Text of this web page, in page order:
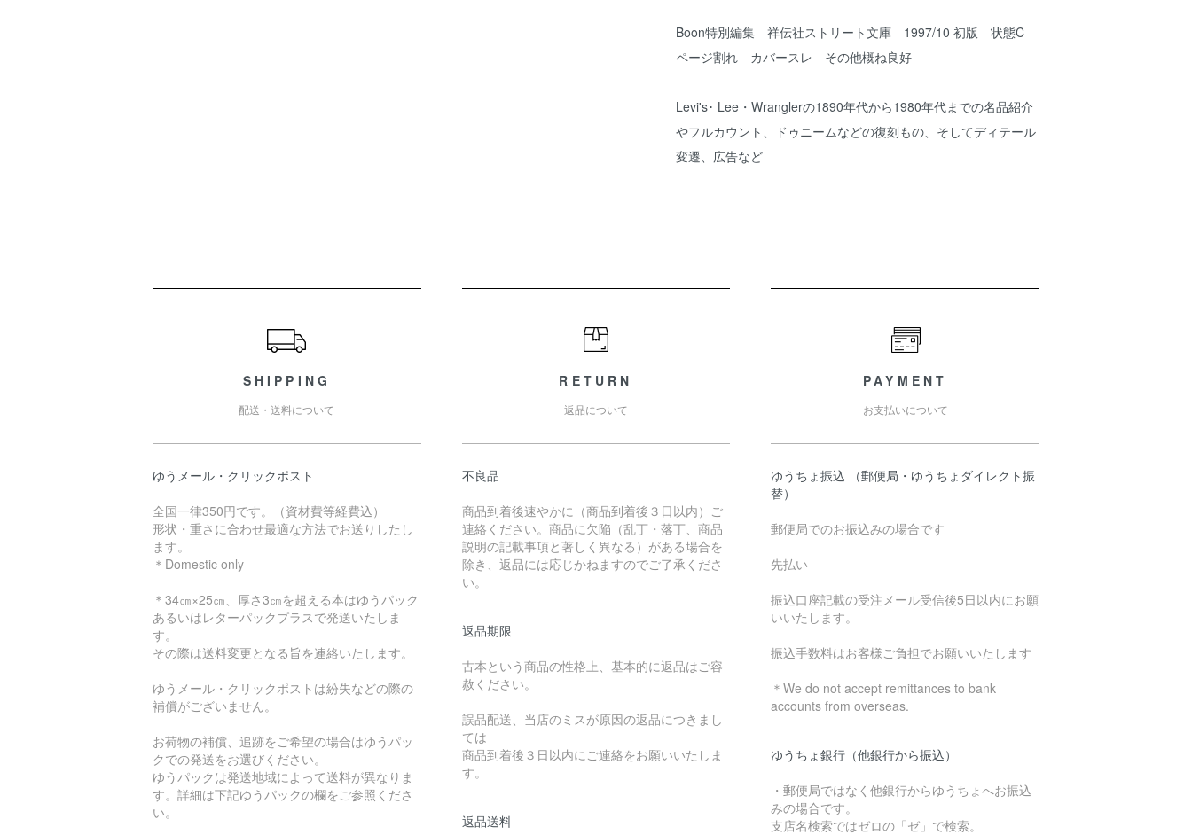
Boon特別編集 祥伝社ストリート文庫 1997/10 初版 状態C
ページ割れ カバースレ その他概ね良好
Levi's･ Lee・Wranglerの1890年代から1980年代までの名品紹介
やフルカウント、ドゥニームなどの復刻もの、そしてディテール
変遷、広告など
SHIPPING
配送・送料について
ゆうメール・クリックポスト
全国一律350円です。（資材費等経費込）
形状・重さに合わせ最適な方法でお送りしたし
ます。
＊Domestic only
＊34㎝×25㎝、厚さ3㎝を超える本はゆうパック
あるいはレターパックプラスで発送いたしま
す。
その際は送料変更となる旨を連絡いたします。
ゆうメール・クリックポストは紛失などの際の
補償がございません。
お荷物の補償、追跡をご希望の場合はゆうパッ
クでの発送をお選びください。
ゆうパックは発送地域によって送料が異なりま
す。詳細は下記ゆうパックの欄をご参照くださ
い。
RETURN
返品について
不良品
商品到着後速やかに（商品到着後３日以内）ご
連絡ください。商品に欠陥（乱丁・落丁、商品
説明の記載事項と著しく異なる）がある場合を
除き、返品には応じかねますのでご了承くださ
い。
返品期限
古本という商品の性格上、基本的に返品はご容
赦ください。
誤品配送、当店のミスが原因の返品につきまし
ては
商品到着後３日以内にご連絡をお願いいたしま
す。
返品送料
PAYMENT
お支払いについて
ゆうちょ振込 （郵便局・ゆうちょダイレクト振
替）
郵便局でのお振込みの場合です
先払い
振込口座記載の受注メール受信後5日以内にお願
いいたします。
振込手数料はお客様ご負担でお願いいたします
＊We do not accept remittances to bank
accounts from overseas.
ゆうちょ銀行（他銀行から振込）
・郵便局ではなく他銀行からゆうちょへお振込
みの場合です。
支店名検索ではゼロの「ゼ」で検索。